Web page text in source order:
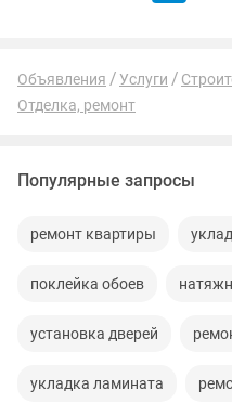
Объявления Услуги
Отделка, ремонт
Популярные запросы
ремонт квартиры
поклейка обоев
установка дверей
укладка ламината